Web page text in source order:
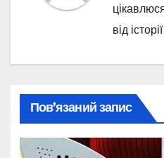
від
Пов’язаний запис